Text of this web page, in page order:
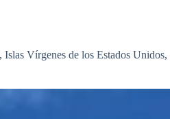
, Islas Vírgenes de los Estados Unidos,